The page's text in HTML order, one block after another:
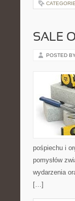
SALE
POSTED
pośpiechu i
pomysłów
wydarzenia
[…]